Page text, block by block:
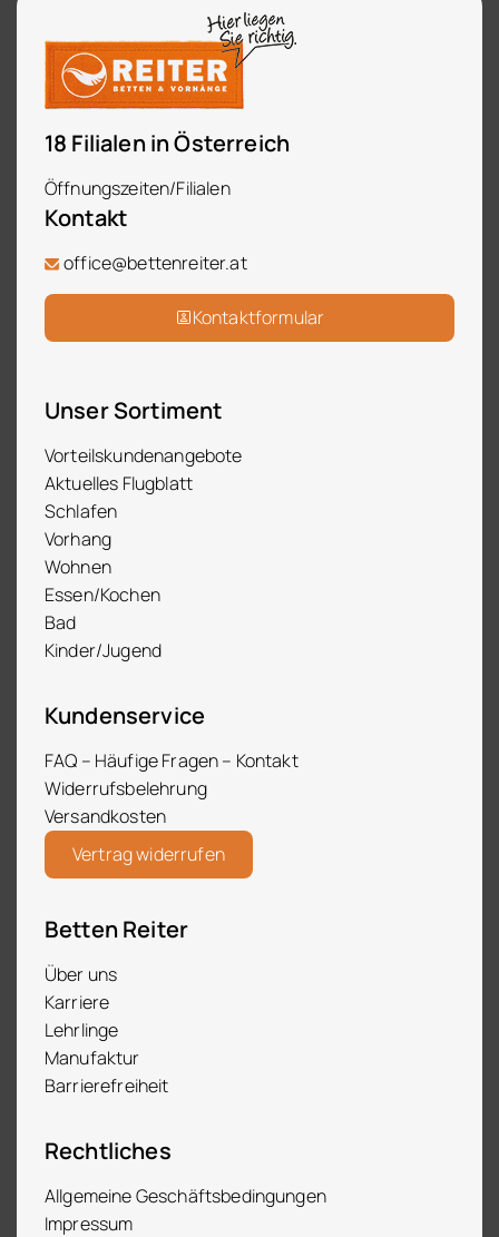
18 Filialen in Österreich
Öffnungszeiten/Filialen
Kontakt
office@bettenreiter.at
Kontaktformular
Unser Sortiment
Vorteilskundenangebote
Aktuelles Flugblatt
Schlafen
Vorhang
Wohnen
Essen/Kochen
Bad
Kinder/Jugend
Kundenservice
FAQ – Häufige Fragen – Kontakt
Widerrufsbelehrung
Versandkosten
Vertrag widerrufen
Betten Reiter
Über uns
Karriere
Lehrlinge
Manufaktur
Barrierefreiheit
Rechtliches
Allgemeine Geschäftsbedingungen
Impressum